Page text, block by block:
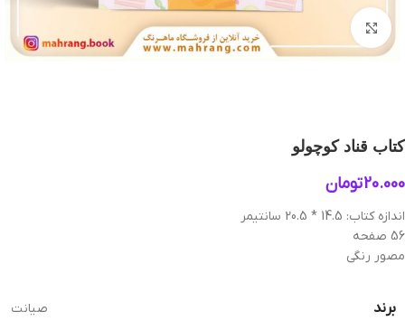
بزرگنمایی تصویر
کتاب قناد کوچولو
20.000تومان
اندازه کتاب: 14.5 * 20.5 سانتیمر
56 صفحه
مصور رنگی
برند صیانت